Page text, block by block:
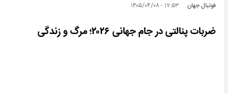
فوتبال جهان ۱۷:۵۳ - ۱۴۰۵/۰۴/۰۸
ضربات پنالتی در جام جهانی ۲۰۲۶؛ مرگ و زندگی